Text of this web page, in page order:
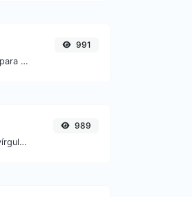
Converta facilmente arquivos de imagem JPG para WEBP.
991
Separe texto de ida e volta por novas linhas, vírgulas, pontos etc.
989